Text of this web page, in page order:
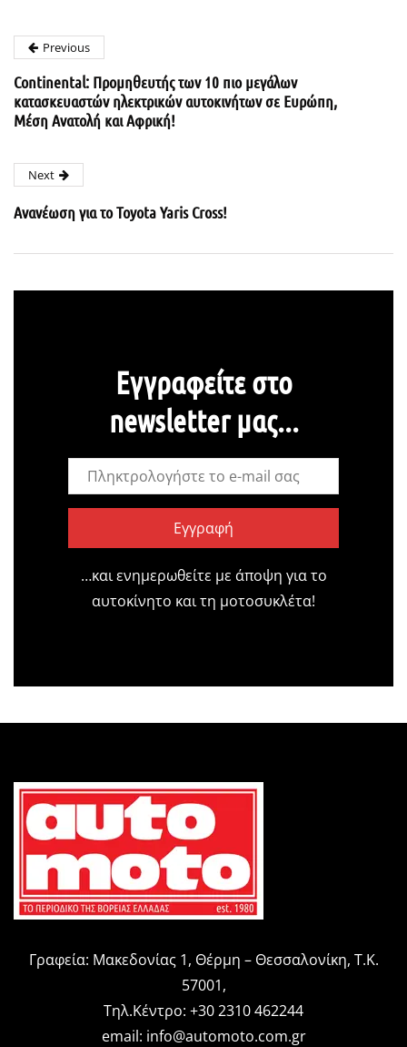
Previous
Continental: Προμηθευτής των 10 πιο μεγάλων
κατασκευαστών ηλεκτρικών αυτοκινήτων σε Ευρώπη,
Μέση Ανατολή και Αφρική!
Next
Ανανέωση για το Toyota Yaris Cross!
Εγγραφείτε στο
newsletter μας...
Εγγραφή
…και ενημερωθείτε με άποψη για το
αυτοκίνητο και τη μοτοσυκλέτα!
Γραφεία: Μακεδονίας 1, Θέρμη – Θεσσαλονίκη, Τ.Κ.
57001,
Τηλ.Κέντρο: +30 2310 462244
email: info@automoto.com.gr